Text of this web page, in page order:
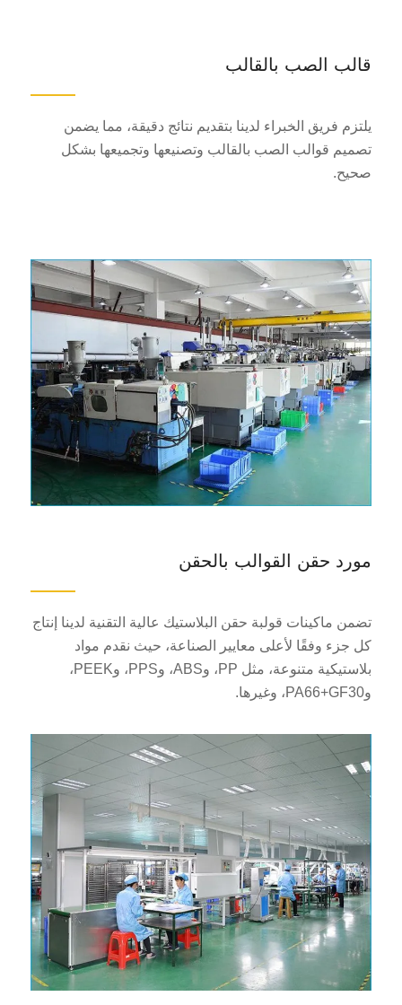
قالب الصب بالقالب
يلتزم فريق الخبراء لدينا بتقديم نتائج دقيقة، مما يضمن
تصميم قوالب الصب بالقالب وتصنيعها وتجميعها بشكل
صحيح.
مورد حقن القوالب بالحقن
تضمن ماكينات قولبة حقن البلاستيك عالية التقنية لدينا إنتاج
كل جزء وفقًا لأعلى معايير الصناعة، حيث نقدم مواد
بلاستيكية متنوعة، مثل PP، وABS، وPPS، وPEEK،
وPA66+GF30، وغيرها.